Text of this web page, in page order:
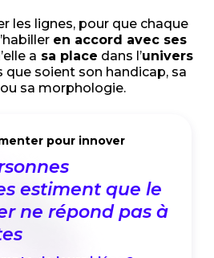
les lignes, pour que chaque
en accord avec ses
a sa place dans l’univers
que soient son handicap, sa
sa morphologie.
2 : Transmettre
leurs études, les pros
ne sont ni
sur le
maladie